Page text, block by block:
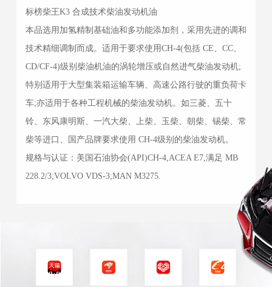
标榜柴王K3 合成技术柴油发动机油
本品选用加氢精制基础油和多功能添加剂，采用先进的调和
技术精细调制而成。适用于要求使用CH-4(包括 CE、CC、
CD/CF-4)级别柴油机油的涡轮增压或自然进气柴油发动机;
特别适用于大型集装箱运输车辆、高速公路行驶的重负荷卡
车;亦适用于各种工程机械的柴油发动机。如三菱、五十
铃、东风康明斯、一汽大柴、上柴、玉柴、朝柴、锡柴、常
柴等进口、国产品牌要求使用 CH-4级别的柴油发动机。
规格与认证：美国石油协会(API)CH-4,ACEA E7,满足 MB
228.2/3;VOLVO VDS-3;MAN M3275.